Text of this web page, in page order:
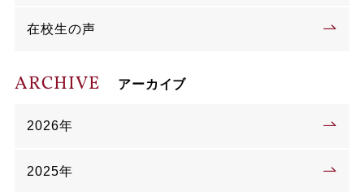
在校生の声
ARCHIVE アーカイブ
2026年
2025年